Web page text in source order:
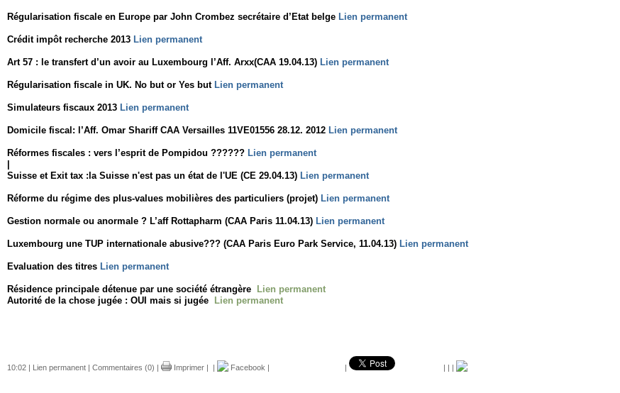
Régularisation fiscale en Europe par John Crombez secrétaire d’Etat belge Lien permanent
Crédit impôt recherche 2013 Lien permanent
Art 57 : le transfert d’un avoir au Luxembourg l’Aff. Arxx(CAA 19.04.13) Lien permanent
Régularisation fiscale in UK. No but or Yes but Lien permanent
Simulateurs fiscaux 2013 Lien permanent
Domicile fiscal: l’Aff. Omar Shariff CAA Versailles 11VE01556 28.12. 2012 Lien permanent
Réformes fiscales : vers l’esprit de Pompidou ?????? Lien permanent
Suisse et Exit tax :la Suisse n'est pas un état de l'UE (CE 29.04.13) Lien permanent
Réforme du régime des plus-values mobilières des particuliers (projet) Lien permanent
Gestion normale ou anormale ? L’aff Rottapharm (CAA Paris 11.04.13) Lien permanent
Luxembourg une TUP internationale abusive??? (CAA Paris Euro Park Service, 11.04.13) Lien permanent
Evaluation des titres Lien permanent
Résidence principale détenue par une société étrangère
Lien permanent
Autorité de la chose jugée : OUI mais si jugée
Lien permanent
10:02 | Lien permanent | Commentaires (0) | Imprimer | | Facebook | | | | |